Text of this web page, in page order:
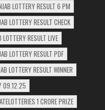
LOTTERY RESULT 6 PM
LOTTERY RESULT CHECK
LOTTERY RESULT LIVE
LOTTERY RESULT PDF
LOTTERY RESULT WINNER
09.12.25
1 CRORE PRIZE